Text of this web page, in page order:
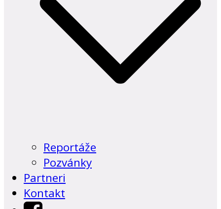
Reportáže
Pozvánky
Partneri
Kontakt